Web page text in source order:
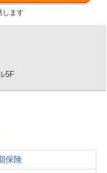
。
だけ、88歳まで更新
り・お申込み！
けます。
します
5F
保険